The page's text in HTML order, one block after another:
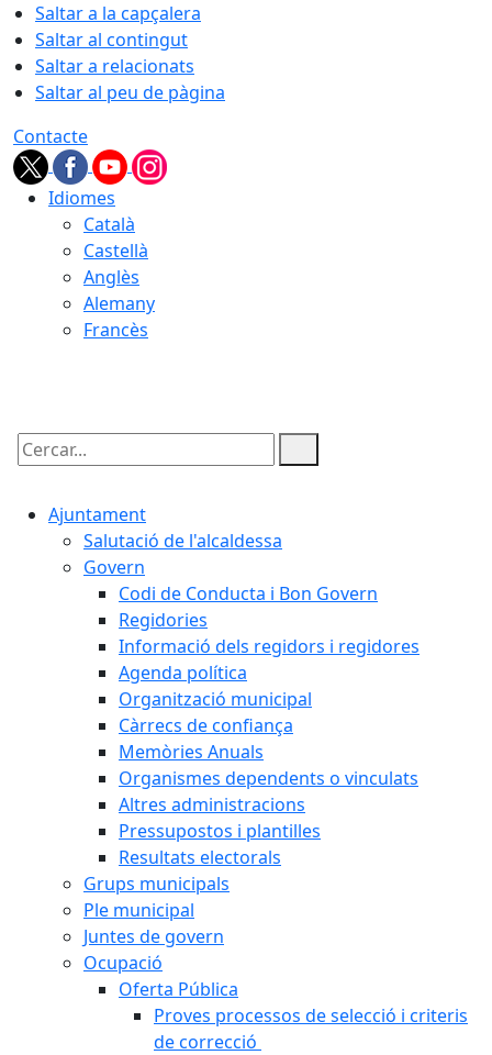
Saltar a la capçalera
Saltar al contingut
Saltar a relacionats
Saltar al peu de pàgina
Contacte
Idiomes
Català
Castellà
Anglès
Alemany
Francès
Cercar:
Ajuntament
Salutació de l'alcaldessa
Govern
Codi de Conducta i Bon Govern
Regidories
Informació dels regidors i regidores
Agenda política
Organització municipal
Càrrecs de confiança
Memòries Anuals
Organismes dependents o vinculats
Altres administracions
Pressupostos i plantilles
Resultats electorals
Grups municipals
Ple municipal
Juntes de govern
Ocupació
Oferta Pública
Proves processos de selecció i criteris
de correcció